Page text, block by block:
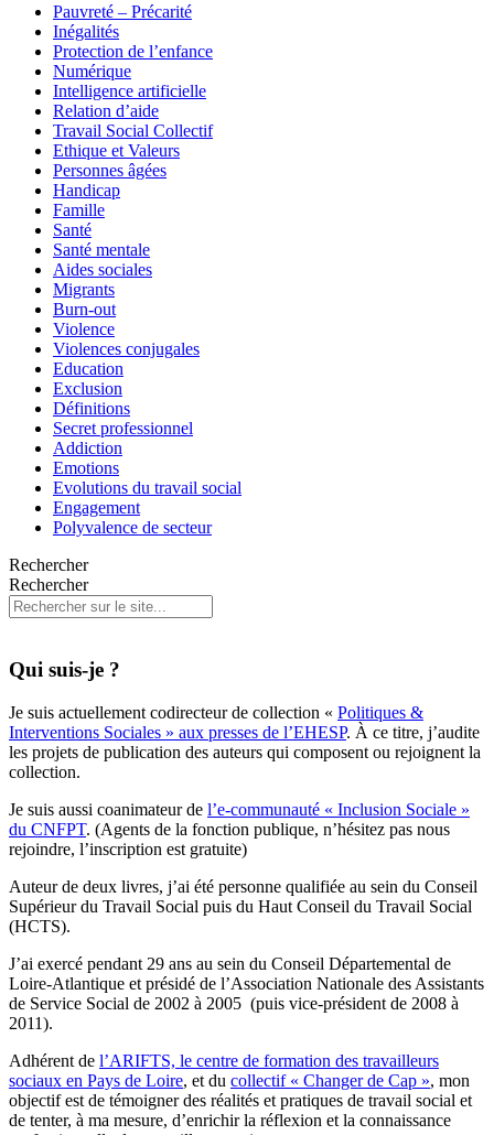
Pauvreté – Précarité
Inégalités
Protection de l’enfance
Numérique
Intelligence artificielle
Relation d’aide
Travail Social Collectif
Ethique et Valeurs
Personnes âgées
Handicap
Famille
Santé
Santé mentale
Aides sociales
Migrants
Burn-out
Violence
Violences conjugales
Education
Exclusion
Définitions
Secret professionnel
Addiction
Emotions
Evolutions du travail social
Engagement
Polyvalence de secteur
Rechercher
Rechercher
Qui suis-je ?
Je suis actuellement codirecteur de collection « Politiques &
Interventions Sociales » aux presses de l’EHESP. À ce titre, j’audite
les projets de publication des auteurs qui composent ou rejoignent la
collection.
Je suis aussi coanimateur de l’e-communauté « Inclusion Sociale »
du CNFPT. (Agents de la fonction publique, n’hésitez pas nous
rejoindre, l’inscription est gratuite)
Auteur de deux livres, j’ai été personne qualifiée au sein du Conseil
Supérieur du Travail Social puis du Haut Conseil du Travail Social
(HCTS).
J’ai exercé pendant 29 ans au sein du Conseil Départemental de
Loire-Atlantique et présidé de l’Association Nationale des Assistants
de Service Social de 2002 à 2005 (puis vice-président de 2008 à
2011).
Adhérent de l’ARIFTS, le centre de formation des travailleurs
sociaux en Pays de Loire, et du collectif « Changer de Cap », mon
objectif est de témoigner des réalités et pratiques de travail social et
de tenter, à ma mesure, d’enrichir la réflexion et la connaissance